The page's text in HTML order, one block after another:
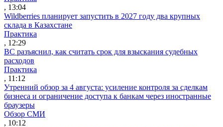
, 13:04
Wildberries планирует запустить в 2027 году два крупных
склада в Казахстане
Практика
, 12:29
ВС разъяснил, как считать срок для взыскания судебных
расходов
Практика
, 11:12
Утренний обзор за 4 августа: усиление контроля за сделкам
бизнеса и ограничение доступа к банкам через иностранные
браузеры
Обзор СМИ
, 10:12